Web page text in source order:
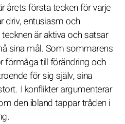
årets första tecken för varje
driv, entusiasm och
är aktiva och satsar
sina mål. Som sommarens
förmåga till förändring och
för sig själv, sina
I konflikter argumenterar
den ibland tappar tråden i